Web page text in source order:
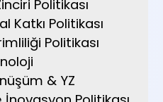
Politikası
Katkı Politikası
Politikası
& YZ